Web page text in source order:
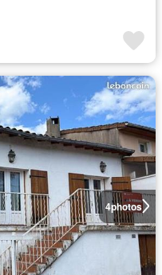
4photos